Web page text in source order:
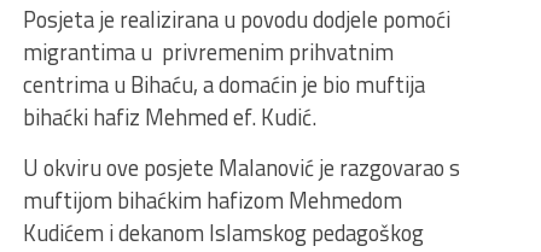
Posjeta je realizirana u povodu dodjele pomoći
migrantima u privremenim prihvatnim
centrima u Bihaću, a domaćin je bio muftija
bihaćki hafiz Mehmed ef. Kudić.
U okviru ove posjete Malanović je razgovarao s
muftijom bihaćkim hafizom Mehmedom
Kudićem i dekanom Islamskog pedagoškog